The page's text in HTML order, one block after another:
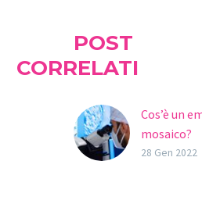
POST
CORRELATI
Cos’è un
mosaico?
Sempre più
28 Gen 2022